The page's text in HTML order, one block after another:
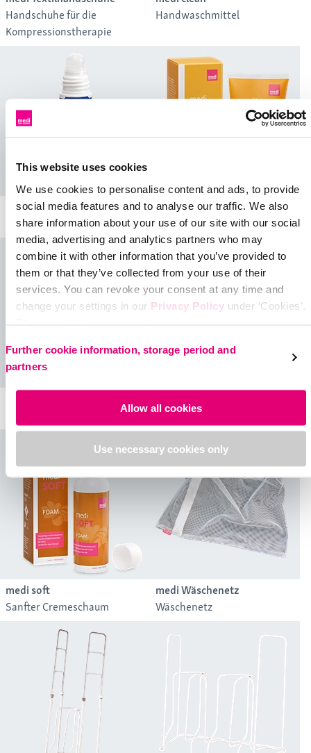
This website uses cookies
We use cookies to personalise content and ads, to provide
social media features and to analyse our traffic. We also
share information about your use of our site with our social
media, advertising and analytics partners who may
combine it with other information that you’ve provided to
them or that they’ve collected from your use of their
services. You can revoke your consent at any time and
change your settings in our Privacy Policy under ‘Cookies’.
Further cookie information, storage period and
partners
Allow all cookies
Use necessary cookies only
Handschuhe für die
Kompressionstherapie
Handwaschmittel
medi spot ex
Fleckenentferner
medi day
Pflegegel für den Tag
Pflegecreme für die Nacht
medi soft
Sanfter Cremeschaum
medi Wäschenetz
Wäschenetz